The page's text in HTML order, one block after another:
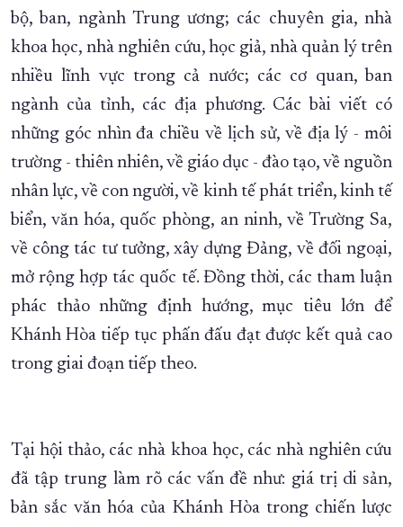
bộ, ban, ngành Trung ương; các chuyên gia, nhà
khoa học, nhà nghiên cứu, học giả, nhà quản lý trên
nhiều lĩnh vực trong cả nước; các cơ quan, ban
ngành của tỉnh, các địa phương. Các bài viết có
những góc nhìn đa chiều về lịch sử, về địa lý - môi
trường - thiên nhiên, về giáo dục - đào tạo, về nguồn
nhân lực, về con người, về kinh tế phát triển, kinh tế
biển, văn hóa, quốc phòng, an ninh, về Trường Sa,
về công tác tư tưởng, xây dựng Đảng, về đối ngoại,
mở rộng hợp tác quốc tế. Đồng thời, các tham luận
phác thảo những định hướng, mục tiêu lớn để
Khánh Hòa tiếp tục phấn đấu đạt được kết quả cao
trong giai đoạn tiếp theo.
Tại hội thảo, các nhà khoa học, các nhà nghiên cứu
đã tập trung làm rõ các vấn đề như: giá trị di sản,
bản sắc văn hóa của Khánh Hòa trong chiến lược